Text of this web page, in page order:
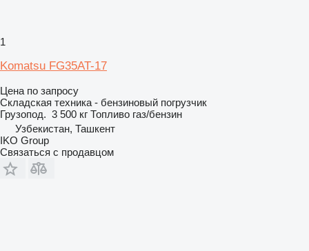
1
Komatsu FG35AT-17
Цена по запросу
Складская техника - бензиновый погрузчик
Грузопод. 3 500 кг Топливо газ/бензин
Узбекистан, Ташкент
IKO Group
Связаться с продавцом